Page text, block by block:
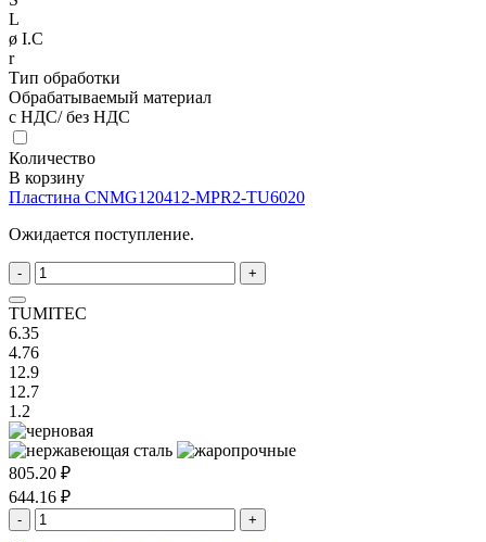
L
ø I.C
r
Тип обработки
Обрабатываемый материал
с НДС/ без НДС
Количество
В корзину
Пластина CNMG120412-MPR2-TU6020
Ожидается поступление.
- +
TUMITEC
6.35
4.76
12.9
12.7
1.2
805.20 ₽
644.16 ₽
- +